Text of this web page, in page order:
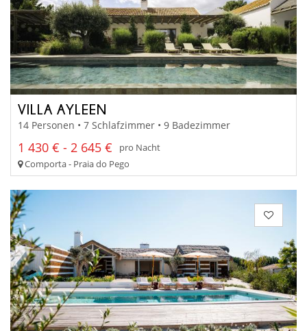
VILLA AYLEEN
14 Personen • 7 Schlafzimmer • 9 Badezimmer
1 430 € - 2 645 €
pro Nacht
Comporta - Praia do Pego